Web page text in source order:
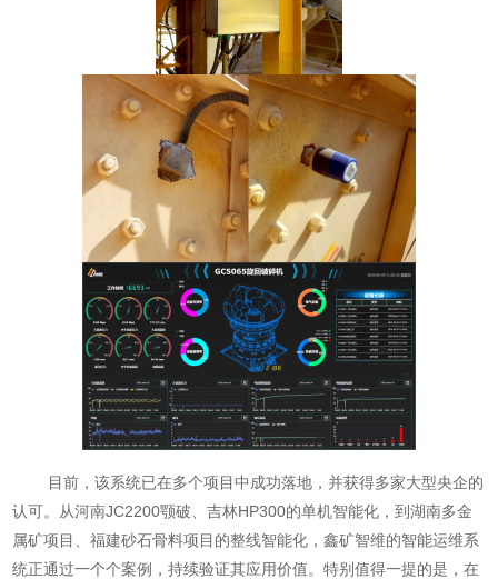
目前，该系统已在多个项目中成功落地，并获得多家大型央企的
认可。从河南JC2200颚破、吉林HP300的单机智能化，到湖南多金
属矿项目、福建砂石骨料项目的整线智能化，鑫矿智维的智能运维系
统正通过一个个案例，持续验证其应用价值。特别值得一提的是，在